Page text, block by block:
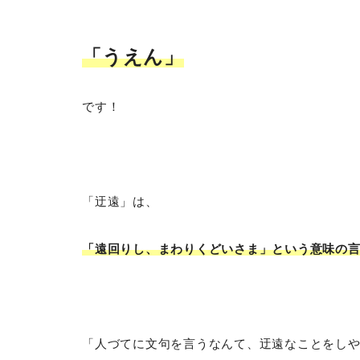
「うえん」
です！
「迂遠」は、
「遠回りし、まわりくどいさま」という意味の
「人づてに文句を言うなんて、迂遠なことをしや